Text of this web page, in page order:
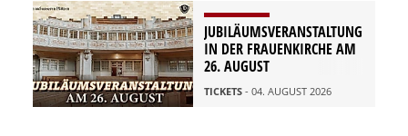
JUBILÄUMSVERANSTALTUNG
IN DER FRAUENKIRCHE AM
26. AUGUST
TICKETS - 04. AUGUST 2026